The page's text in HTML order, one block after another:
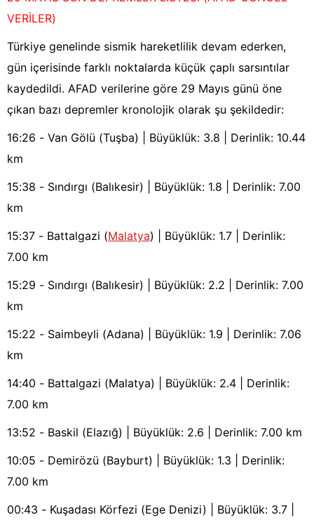
VERİLER)
Türkiye genelinde sismik hareketlilik devam ederken,
gün içerisinde farklı noktalarda küçük çaplı sarsıntılar
kaydedildi. AFAD verilerine göre 29 Mayıs günü öne
çıkan bazı depremler kronolojik olarak şu şekildedir:
16:26 - Van Gölü (Tuşba) | Büyüklük: 3.8 | Derinlik: 10.44
km
15:38 - Sındırgı (Balıkesir) | Büyüklük: 1.8 | Derinlik: 7.00
km
15:37 - Battalgazi (Malatya) | Büyüklük: 1.7 | Derinlik:
7.00 km
15:29 - Sındırgı (Balıkesir) | Büyüklük: 2.2 | Derinlik: 7.00
km
15:22 - Saimbeyli (Adana) | Büyüklük: 1.9 | Derinlik: 7.06
km
14:40 - Battalgazi (Malatya) | Büyüklük: 2.4 | Derinlik:
7.00 km
13:52 - Baskil (Elazığ) | Büyüklük: 2.6 | Derinlik: 7.00 km
10:05 - Demirözü (Bayburt) | Büyüklük: 1.3 | Derinlik:
7.00 km
00:43 - Kuşadası Körfezi (Ege Denizi) | Büyüklük: 3.7 |